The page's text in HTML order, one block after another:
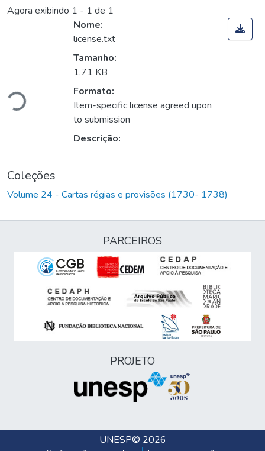
Agora exibindo 1 - 1 de 1
Nome:
license.txt
Tamanho:
1,71 KB
Formato:
Item-specific license agreed upon
to submission
Descrição:
Coleções
Volume 24 - Cartas régias e provisões (1730- 1738)
PARCEIROS
PROJETO
UNESP© 2026